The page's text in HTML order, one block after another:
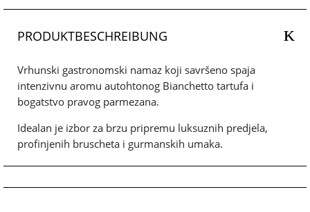
Menge
PRODUKTBESCHREIBUNG
Vrhunski gastronomski namaz koji savršeno spaja
intenzivnu aromu autohtonog Bianchetto tartufa i
bogatstvo pravog parmezana.
Idealan je izbor za brzu pripremu luksuznih predjela,
profinjenih bruscheta i gurmanskih umaka.